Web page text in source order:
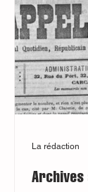
Archives
La rédaction